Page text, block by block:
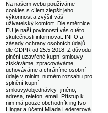
Na našem webu používáme
cookies s cílem zlepšit jeho
výkonnost a zvýšit váš
uživatelský komfort. Dle směrnice
EU je naší povinností vás o této
skutečnosti informovat. INFO a
zásady ochrany osobních údajů
dle GDPR od 25.5.2018. Z důvodu
plnění uzavřené kupní smlouvy
získáváme, zpracováváme,
uchováváme a chráníme osobní
údaje v minim. nutném rozsahu pro
splnění kupní
smlouvy/objednávky- jméno,
adresa, telefon, email. Přístup k
nim má pouze obchodník ing Ivo
Hingar a účetní Milada Ledererová.